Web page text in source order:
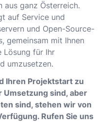
aus ganz Österreich.
auf Service und
und Open-Source-
gemeinsam mit Ihnen
Lösung für Ihr
umzusetzen.
Ihren Projektstart zu
Umsetzung sind, aber
sind, stehen wir von
Rufen Sie uns